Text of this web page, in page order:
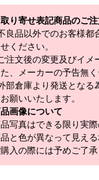
り寄せ表記商品のご
良品以外でのお客様都
ください。
注文後の変更及びイメ
た、メーカーの予告無
部倉庫より発送となる
願いいたします。
画像について
写真はできる限り実
と色が異なって見える
入の際には予めご了承